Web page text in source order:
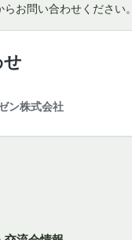
らお問い合わせください。